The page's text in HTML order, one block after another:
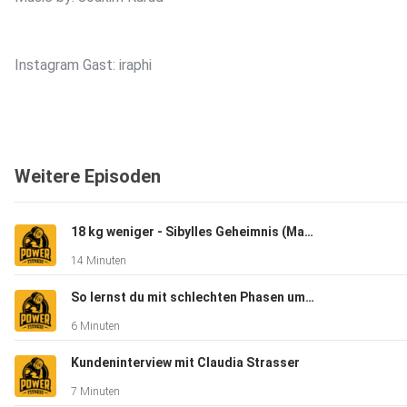
Instagram Gast: iraphi
Weitere Episoden
18 kg weniger - Sibylles Geheimnis (Mama wollte wieder fit für ihr Kind sein)
14 Minuten
So lernst du mit schlechten Phasen umzugehen (Musterbrechen)
6 Minuten
Kundeninterview mit Claudia Strasser
7 Minuten